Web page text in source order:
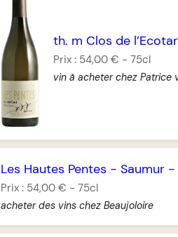
th. m Clos de
Prix : 54,00 € - 75cl
vin à acheter chez Patrice
Les Hautes Pentes - Saumur-
Prix : 54,00 € - 75cl
acheter des vins chez Beaujoloire